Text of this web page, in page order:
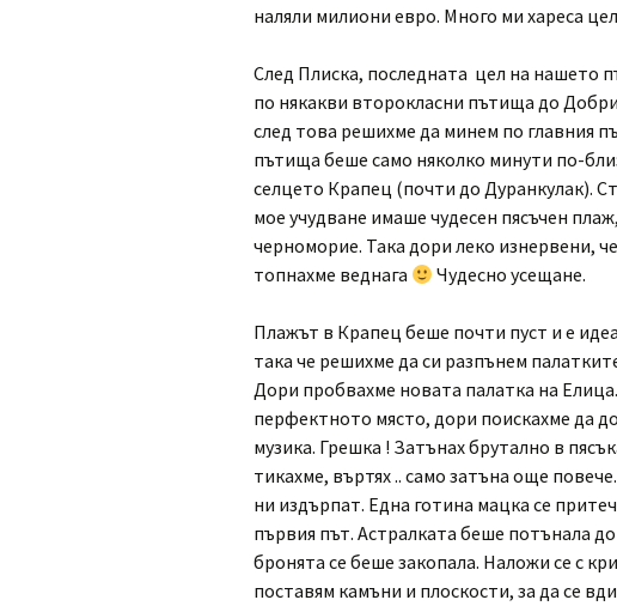
наляли милиони евро. Много ми хареса
След Плиска, последната цел на нашето
по някакви второкласни пътища до
след това решихме да минем по главния
пътища беше само няколко минути по-
селцето Крапец (почти до Дуранкулак).
мое учудване имаше чудесен пясъчен
черноморие. Така дори леко изнервени,
топнахме веднага
Чудесно усещане.
Плажът в Крапец беше почти пуст и е
така че решихме да си разпънем
Дори пробвахме новата палатка на
перфектното място, дори поискахме да
музика. Грешка ! Затънах брутално в
тикахме, въртях .. само затъна още
ни издърпат. Една готина мацка се
първия път. Астралката беше потънала
бронята се беше закопала. Наложи се с
поставям камъни и плоскости, за да се